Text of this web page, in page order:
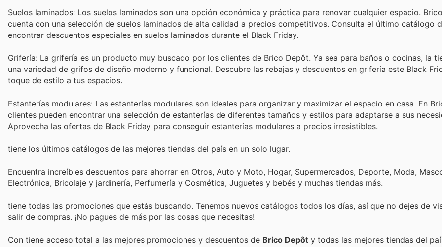
Suelos laminados: Los suelos laminados son una opción económica y práctica para renovar cualquier espacio.
cuenta con una selección de suelos laminados de alta calidad a precios competitivos. Consulta el último catálogo
encontrar descuentos especiales en suelos laminados durante el Black Friday.
Grifería: La grifería es un producto muy buscado por los clientes de Brico Depôt. Ya sea para baños o cocinas, la
una variedad de grifos de diseño moderno y funcional. Descubre las rebajas y descuentos en grifería este Black
toque de estilo a tus espacios.
Estanterías modulares: Las estanterías modulares son ideales para organizar y maximizar el espacio en casa. En
clientes pueden encontrar una selección de estanterías de diferentes tamaños y estilos para adaptarse a sus
Aprovecha las ofertas de Black Friday para conseguir estanterías modulares a precios irresistibles.
tiene los últimos catálogos de las mejores tiendas del país en un solo lugar.
Encuentra increíbles descuentos para ahorrar en Otros, Auto y Moto, Hogar, Supermercados, Deporte, Moda,
Electrónica, Bricolaje y jardinería, Perfumería y Cosmética, Juguetes y bebés y muchas tiendas más.
tiene todas las promociones que estás buscando. Tenemos nuevos catálogos todos los días, así que no dejes de
salir de compras. ¡No pagues de más por las cosas que necesitas!
Con tiene acceso total a las mejores promociones y descuentos de Brico Depôt y todas las mejores tiendas del